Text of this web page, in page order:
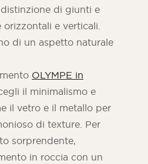
di giunti e
orizzontali e verticali.
di un aspetto naturale
OLYMPE in
il minimalismo e
il vetro e il metallo per
di texture. Per
sorprendente,
in roccia con un